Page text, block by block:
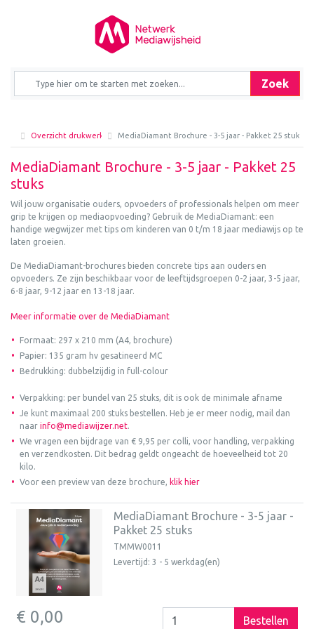
Zoek
Overzicht drukwerk MediaDiamant Brochure - 3-5 jaar - Pakket 25 stuks
MediaDiamant Brochure - 3-5 jaar - Pakket 25
stuks
Wil jouw organisatie ouders, opvoeders of professionals helpen om meer
grip te krijgen op mediaopvoeding? Gebruik de MediaDiamant: een
handige wegwijzer met tips om kinderen van 0 t/m 18 jaar mediawijs op te
laten groeien.
De MediaDiamant-brochures bieden concrete tips aan ouders en
opvoeders. Ze zijn beschikbaar voor de leeftijdsgroepen 0-2 jaar, 3-5 jaar,
6-8 jaar, 9-12 jaar en 13-18 jaar.
Meer informatie over de MediaDiamant
Formaat: 297 x 210 mm (A4, brochure)
Papier: 135 gram hv gesatineerd MC
Bedrukking: dubbelzijdig in full-colour
Verpakking: per bundel van 25 stuks, dit is ook de minimale afname
Je kunt maximaal 200 stuks bestellen. Heb je er meer nodig, mail dan
naar info@mediawijzer.net.
We vragen een bijdrage van € 9,95 per colli, voor handling, verpakking
en verzendkosten. Dit bedrag geldt ongeacht de hoeveelheid tot 20
kilo.
Voor een preview van deze brochure, klik hier
MediaDiamant Brochure - 3-5 jaar -
Pakket 25 stuks
TMMW0011
Levertijd: 3 - 5 werkdag(en)
€ 0,00 Bestellen